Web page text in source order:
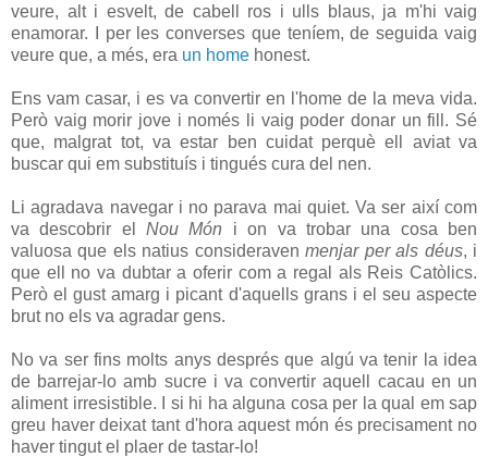
veure, alt i esvelt, de cabell ros i ulls blaus, ja m'hi vaig
enamorar. I per les converses que teníem, de seguida vaig
veure que, a més, era un home honest.
Ens vam casar, i es va convertir en l'home de la meva vida.
Però vaig morir jove i només li vaig poder donar un fill. Sé
que, malgrat tot, va estar ben cuidat perquè ell aviat va
buscar qui em substituís i tingués cura del nen.
Li agradava navegar i no parava mai quiet. Va ser així com
va descobrir elNou Món i on va trobar una cosa ben
valuosa que els natius consideravenmenjar per als déus, i
que ell no va dubtar a oferir com a regal als Reis Catòlics.
Però el gust amarg i picant d'aquells grans i el seu aspecte
brut no els va agradar gens.
No va ser fins molts anys després que algú va tenir la idea
de barrejar-lo amb sucre i va convertir aquell cacau en un
aliment irresistible. I si hi ha alguna cosa per la qual em sap
greu haver deixat tant d'hora aquest món és precisament no
haver tingut el plaer de tastar-lo!